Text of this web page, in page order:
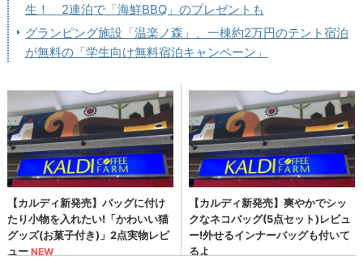
生！ 2連泊で「海鮮BBQ」のプレゼントも
グランピング施設「温楽ノ森」、一棟約2万円のテント宿泊
が無料の「学生向け無料宿泊キャンペーン」